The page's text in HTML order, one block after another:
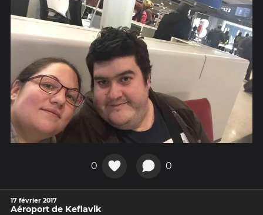
0 0
17 février 2017
Aéroport de Keflavik